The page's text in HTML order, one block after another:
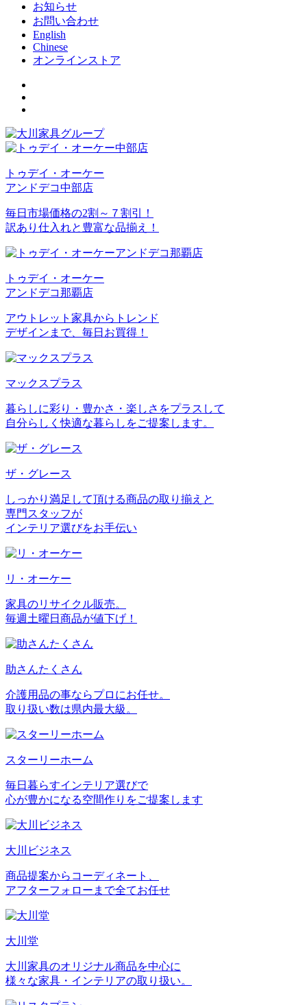
お知らせ
お問い合わせ
English
Chinese
オンラインストア
トゥデイ・オーケー
アンドデコ中部店
毎日市場価格の2割～７割引！
訳あり仕入れと豊富な品揃え！
トゥデイ・オーケー
アンドデコ那覇店
アウトレット家具からトレンド
デザインまで、毎日お買得！
マックスプラス
暮らしに彩り・豊かさ・楽しさをプラスして
自分らしく快適な暮らしをご提案します。
ザ・グレース
しっかり満足して頂ける商品の取り揃えと
専門スタッフが
インテリア選びをお手伝い
リ・オーケー
家具のリサイクル販売。
毎週土曜日商品が値下げ！
助さんたくさん
介護用品の事ならプロにお任せ。
取り扱い数は県内最大級。
スターリーホーム
毎日暮らすインテリア選びで
心が豊かになる空間作りをご提案します
大川ビジネス
商品提案からコーディネート、
アフターフォローまで全てお任せ
大川堂
大川家具のオリジナル商品を中心に
様々な家具・インテリアの取り扱い。